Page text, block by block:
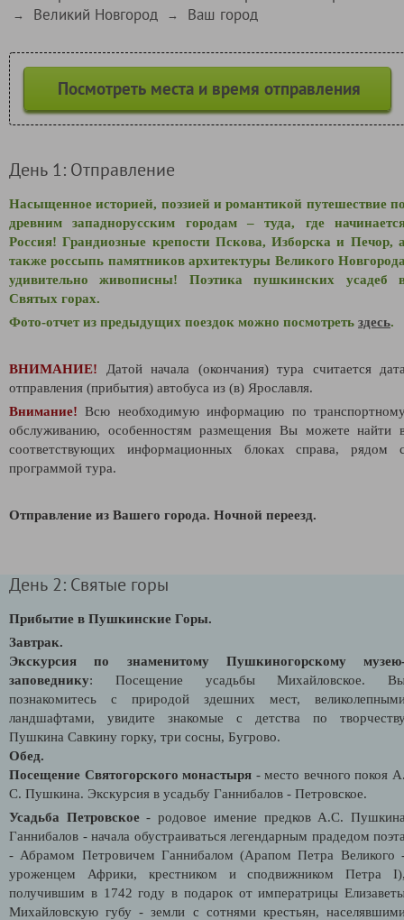
→ Великий Новгород → Ваш город
Посмотреть места и время отправления
День 1: Отправление
Насыщенное историей, поэзией и романтикой путешествие
древним западнорусским городам – туда, где
Россия! Грандиозные крепости Пскова, Изборска и Печор,
также россыпь памятников архитектуры Великого
удивительно живописны! Поэтика пушкинских усадеб
Святых горах.
Фото-отчет из предыдущих поездок можно посмотреть здесь.
ВНИМАНИЕ!
Датой начала (окончания) тура считается
отправления (прибытия) автобуса из (в) Ярославля.
Внимание! Всю необходимую информацию по
обслуживанию, особенностям размещения Вы можете найти
соответствующих информационных блоках справа, рядом
программой тура.
Отправление из Вашего города. Ночной переезд.
День 2: Святые горы
Прибытие в Пушкинские Горы.
Завтрак.
Экскурсия по знаменитому Пушкиногорскому
заповеднику: Посещение усадьбы Михайловское.
познакомитесь с природой здешних мест,
ландшафтами, увидите знакомые с детства по
Пушкина Савкину горку, три сосны, Бугрово.
Обед.
Посещение Святогорского монастыря - место вечного покоя
С. Пушкина. Экскурсия в усадьбу Ганнибалов - Петровское.
Усадьба Петровское- родовое имение предков А.С.
Ганнибалов - начала обустраиваться легендарным прадедом
- Абрамом Петровичем Ганнибалом (Арапом Петра Великого
уроженцем Африки, крестником и сподвижником Петра
получившим в 1742 году в подарок от императрицы
Михайловскую губу - земли с сотнями крестьян,